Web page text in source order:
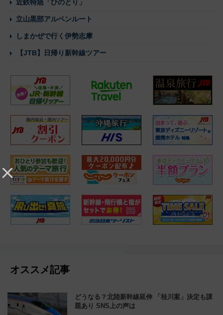
近鉄特急「ひのとり」
立山黒部アルペンルート
しまかぜで行く伊勢志摩
【JTB】日帰り新幹線ツアー
オススメ記事
どうなる？北陸新幹線延伸 「桂川案」決定も課
題あり SNS上の声は